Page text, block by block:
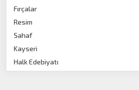
Fırçalar
Resim
Sahaf
Kayseri
Halk Edebiyatı